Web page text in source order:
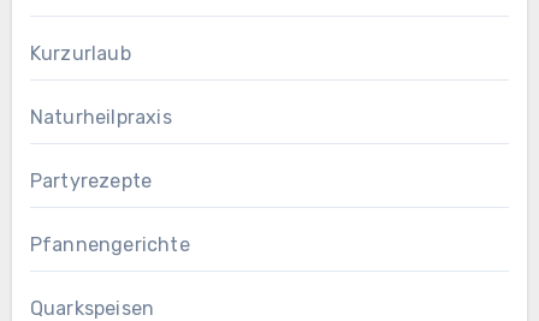
Kurzurlaub
Naturheilpraxis
Partyrezepte
Pfannengerichte
Quarkspeisen